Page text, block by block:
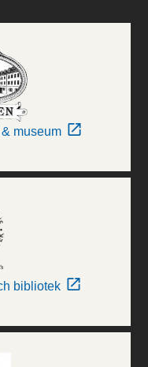
museum
bibliotek